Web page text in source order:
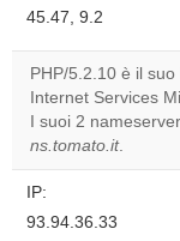
45.47, 9.2
PHP/5.2.10 è il
Internet Services
I suoi 2
ns.tomato.it.
IP:
93.94.36.33